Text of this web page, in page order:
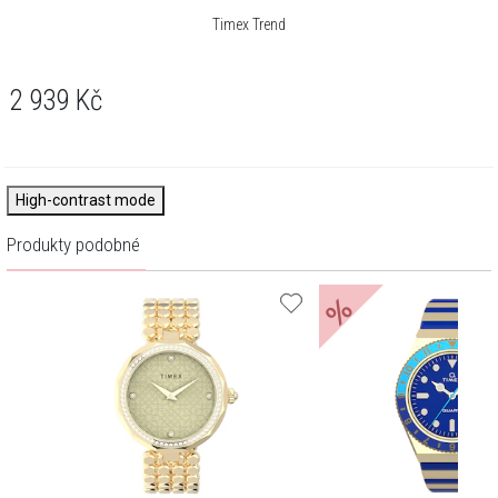
Timex Trend
2 939 Kč
High-contrast mode
Produkty podobné
%